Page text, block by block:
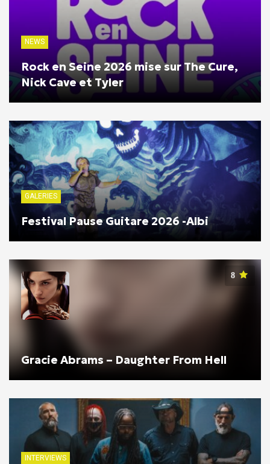
NEWS
Rock en Seine 2026 mise sur The Cure,
Nick Cave et Tyler
GALERIES
Festival Pause Guitare 2026 -Albi
8
Gracie Abrams – Daughter From Hell
INTERVIEWS